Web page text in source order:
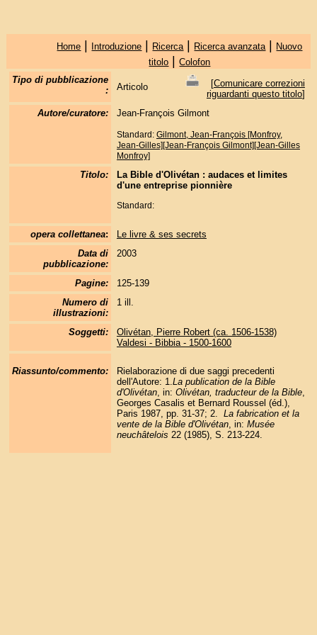
Home | Introduzione | Ricerca | Ricerca avanzata | Nuovo
titolo |Colofon
Tipo di pubblicazione
:
Articolo [Comunicare correzioni
riguardanti questo titolo]
Autore/curatore:
Jean-François Gilmont
Standard: Gilmont, Jean-François [Monfroy,
Jean-Gilles][Jean-François Gilmont][Jean-Gilles
Monfroy]
Titolo:
La Bible d'Olivétan : audaces et limites
d'une entreprise pionnière
Standard:
opera collettanea:
Le livre & ses secrets
Data di
pubblicazione:
2003
Pagine:
125-139
Numero di
illustrazioni:
1 ill.
Soggetti:
Olivétan, Pierre Robert (ca. 1506-1538)
Valdesi - Bibbia - 1500-1600
Riassunto/commento:
Rielaborazione di due saggi precedenti
dell'Autore: 1.La publication de la Bible
d'Olivétan, in: Olivétan, traducteur de la Bible,
Georges Casalis et Bernard Roussel (éd.),
Paris 1987, pp. 31-37; 2. La fabrication et la
vente de la Bible d'Olivétan, in: Musée
neuchâtelois 22 (1985), S. 213-224.